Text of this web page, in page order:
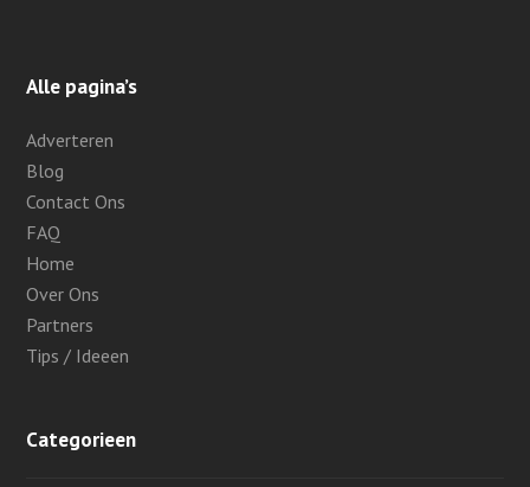
Alle pagina’s
Adverteren
Blog
Contact Ons
FAQ
Home
Over Ons
Partners
Tips / Ideeen
Categorieen